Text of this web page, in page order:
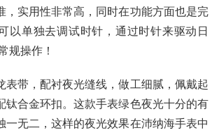
，实用性非常高，同时在功能方面也是完
以单独去调试时针，通过时针来驱动日
规操作！
表带，配衬夜光缝线，做工细腻，佩戴起
钛合金环扣。这款手表绿色夜光十分的有
一无二，这样的夜光效果在沛纳海手表中